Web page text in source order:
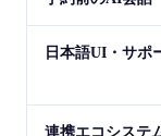
日本語UI・サポ
連携エコシステ